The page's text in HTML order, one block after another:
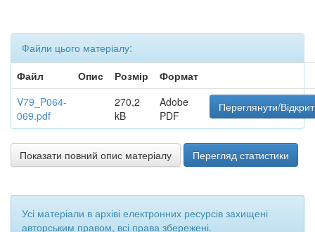
Файли цього матеріалу:
Файл
Опис Розмір
Формат
V79_P064-
069.pdf
270,2
kB
Adobe
PDF
Переглянути/
Показати повний опис матеріалу Перегляд статистики
Усі матеріали в архіві електронних ресурсів захищені
авторським правом, всі права збережені.